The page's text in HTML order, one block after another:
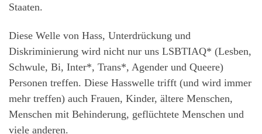
Staaten.
Diese Welle von Hass, Unterdrückung und
Diskriminierung wird nicht nur uns LSBTIAQ* (Lesben,
Schwule, Bi, Inter*, Trans*, Agender und Queere)
Personen treffen. Diese Hasswelle trifft (und wird immer
mehr treffen) auch Frauen, Kinder, ältere Menschen,
Menschen mit Behinderung, geflüchtete Menschen und
viele anderen.